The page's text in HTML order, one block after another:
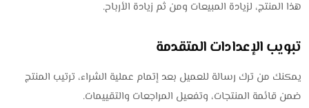
هذا المنتج، لزيادة المبيعات ومن ثم زيادة الأرباح.
تبويب الإعدادات المتقدمة
يمكنك من ترك رسالة للعميل بعد إتمام عملية الشراء، ترتيب المنتج
ضمن قائمة المنتجات، وتفعيل المراجعات والتقييمات.